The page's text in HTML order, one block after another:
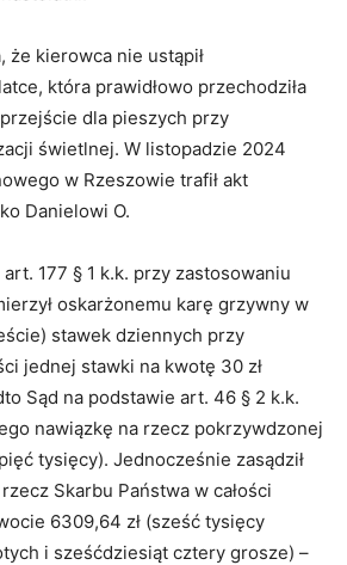
że kierowca nie ustąpił
która prawidłowo przechodziła
dla pieszych przy
świetlnej. W listopadzie 2024
w Rzeszowie trafił akt
Danielowi O.
177 § 1 k.k. przy zastosowaniu
oskarżonemu karę grzywny w
stawek dziennych przy
jednej stawki na kwotę 30 zł
Sąd na podstawie art. 46 § 2 k.k.
nawiązkę na rzecz pokrzywdzonej
tysięcy). Jednocześnie zasądził
Skarbu Państwa w całości
6309,64 zł (sześć tysięcy
i sześćdziesiąt cztery grosze) –